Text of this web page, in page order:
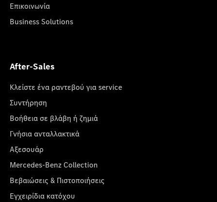
Επικοινωνία
Business Solutions
After-Sales
Κλείστε ένα ραντεβού για service
Συντήρηση
Βοήθεια σε βλάβη ή ζημιά
Γνήσια ανταλλακτικά
Αξεσουάρ
Mercedes-Benz Collection
Βεβαιώσεις & Πιστοποιήσεις
Εγχειρίδια κατόχου